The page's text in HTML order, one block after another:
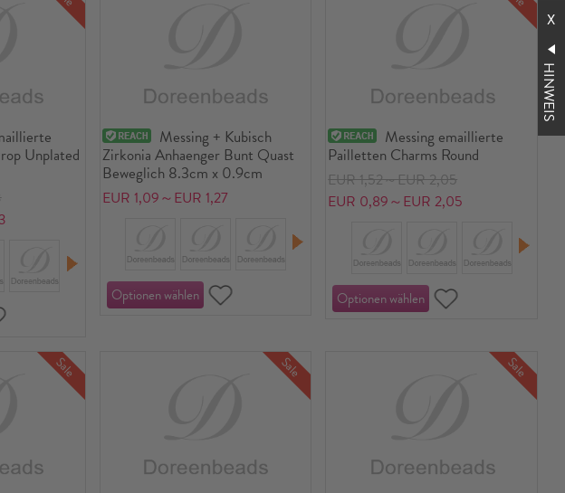
HINWEIS
Unplated
Messing + Kubisch
Zirkonia Anhaenger Bunt Quast
Beweglich 8.3cm x 0.9cm
EUR 1,09～EUR 1,27
Messing emaillierte
Pailletten Charms Round
EUR 1,52～EUR 2,05
EUR 0,89～EUR 2,05
Sale Sale Sale